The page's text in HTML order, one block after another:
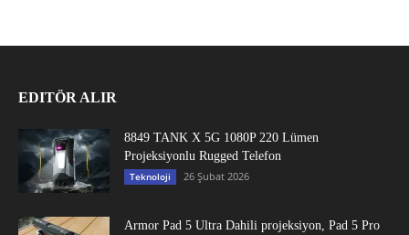
EDITÖR ALIR
8849 TANK X 5G 1080P 220 Lümen
Projeksiyonlu Rugged Telefon
Teknoloji 26 Şubat 2026
Armor Pad 5 Ultra Dahili projeksiyon, Pad 5 Pro